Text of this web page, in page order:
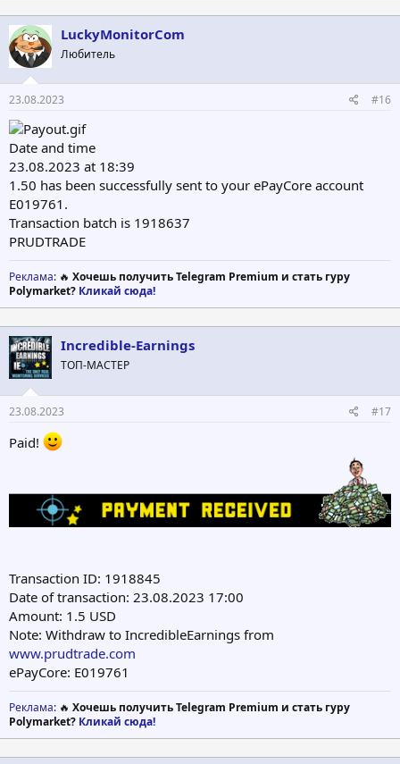
LuckyMonitorCom
Любитель
23.08.2023 #16
Date and time
23.08.2023 at 18:39
1.50 has been successfully sent to your ePayCore account
E019761.
Transaction batch is 1918637
PRUDTRADE
Реклама: 🔥 Хочешь получить Telegram Premium и стать гуру
Polymarket? Кликай сюда!
Incredible-Earnings
ТОП-МАСТЕР
23.08.2023 #17
Paid!
Transaction ID: 1918845
Date of transaction: 23.08.2023 17:00
Amount: 1.5 USD
Note: Withdraw to IncredibleEarnings from
www.prudtrade.com
ePayCore: E019761
Реклама: 🔥 Хочешь получить Telegram Premium и стать гуру
Polymarket? Кликай сюда!